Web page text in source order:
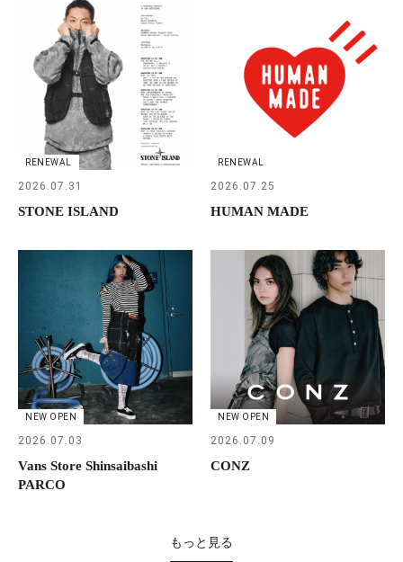
RENEWAL
2026.07.31
STONE ISLAND
RENEWAL
2026.07.25
HUMAN MADE
NEW OPEN
2026.07.03
Vans Store Shinsaibashi
PARCO
NEW OPEN
2026.07.09
CONZ
もっと見る